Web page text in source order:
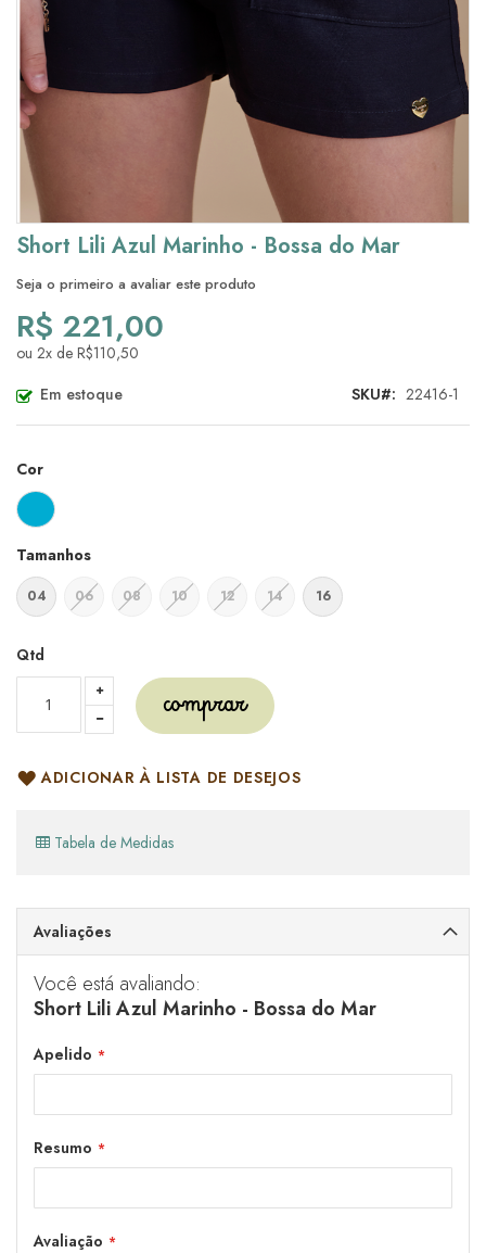
Short Lili Azul Marinho - Bossa do Mar
Seja o primeiro a avaliar este produto
R$ 221,00
ou 2x de R$110,50
Em estoque
SKU 22416-1
Cor
Tamanhos
04 06 08 10 12 14 16
Qtd
comprar
ADICIONAR À LISTA DE DESEJOS
Tabela de Medidas
Saltar
para
o
início
da
Galeria
de
imagens
Avaliações
Você está avaliando:
Short Lili Azul Marinho - Bossa do Mar
Apelido
Resumo
Avaliação